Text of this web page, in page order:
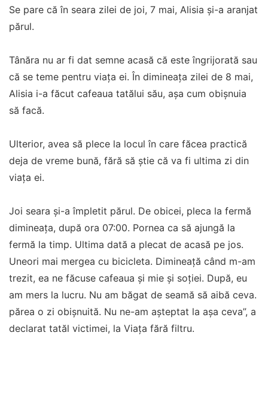
Se pare că în seara zilei de joi, 7 mai, Alisia și-a aranjat
părul.
Tânăra nu ar fi dat semne acasă că este îngrijorată sau
că se teme pentru viața ei. În dimineața zilei de 8 mai,
Alisia i-a făcut cafeaua tatălui său, așa cum obișnuia
să facă.
Ulterior, avea să plece la locul în care făcea practică
deja de vreme bună, fără să știe că va fi ultima zi din
viața ei.
Joi seara și-a împletit părul. De obicei, pleca la fermă
dimineața, după ora 07:00. Pornea ca să ajungă la
fermă la timp. Ultima dată a plecat de acasă pe jos.
Uneori mai mergea cu bicicleta. Dimineață când m-am
trezit, ea ne făcuse cafeaua și mie și soției. După, eu
am mers la lucru. Nu am băgat de seamă să aibă ceva.
părea o zi obișnuită. Nu ne-am așteptat la așa ceva”, a
declarat tatăl victimei, la Viața fără filtru.